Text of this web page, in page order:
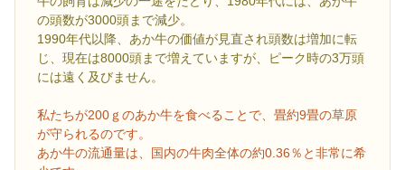
の頭数が3000頭まで減少。
1990年代以降、あか牛の価値が見直され頭数は増加に転
じ、現在は8000頭まで増えていますが、ピーク時の3万頭
には遠く及びません。
私たちが200ｇのあか牛を食べることで、畳約9畳の草原
が守られるのです。
あか牛の流通量は、国内の牛肉全体の約0.36％と非常に希